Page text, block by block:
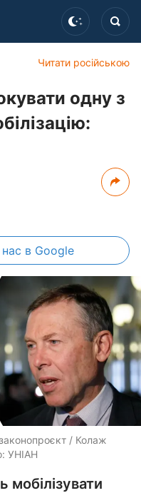
Читати російською
одну з
нас в Google
/ Колаж
УНІАН
мобілізувати